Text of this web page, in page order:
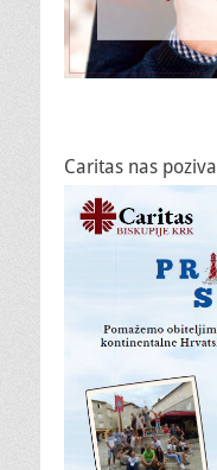
Caritas nas poziva